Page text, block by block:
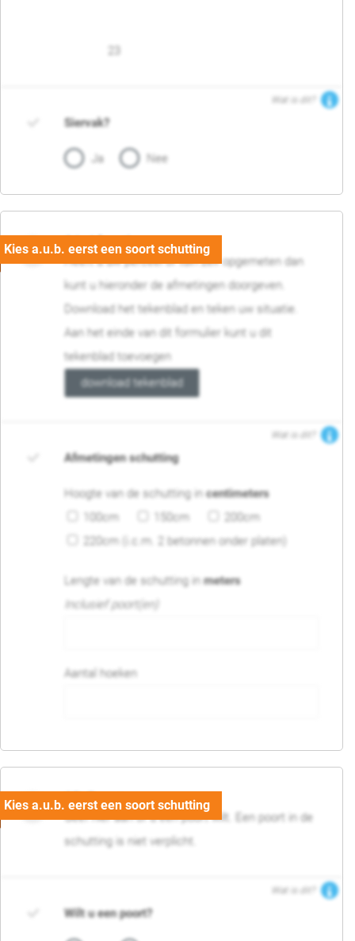
Wat is dit?
Siervak?
Ja Nee
04. Afmetingen
Heeft u uw perceel of tuin zelf opgemeten dan
kunt u hieronder de afmetingen doorgeven.
Download het tekenblad en teken uw situatie.
Aan het einde van dit formulier kunt u dit
tekenblad toevoegen
download tekenblad
Wat is dit?
Afmetingen schutting
Hoogte van de schutting incentimeters
100cm
150cm
200cm
220cm (i.c.m. 2 betonnen onder platen)
Lengte van de schutting inmeters
Inclusief poort(en)
Aantal hoeken
05. Poort
Geef hier aan of u een poort wilt. Een poort in de
schutting is niet verplicht.
Wat is dit?
Wilt u een poort?